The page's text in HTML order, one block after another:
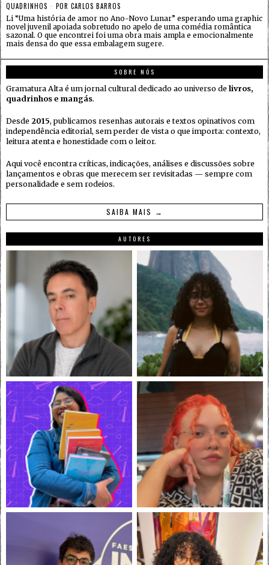
QUADRINHOS POR CARLOS BARROS
Li “Uma história de amor no Ano-Novo Lunar” esperando uma graphic
novel juvenil apoiada sobretudo no apelo de uma comédia romântica
sazonal. O que encontrei foi uma obra mais ampla e emocionalmente
mais densa do que essa embalagem sugere.
SOBRE NÓS
Gramatura Alta é um jornal cultural dedicado ao universo de livros,
quadrinhos e mangás.
Desde 2015, publicamos resenhas autorais e textos opinativos com
independência editorial, sem perder de vista o que importa: contexto,
leitura atenta e honestidade com o leitor.
Aqui você encontra críticas, indicações, análises e discussões sobre
lançamentos e obras que merecem ser revisitadas — sempre com
personalidade e sem rodeios.
SAIBA MAIS →
AUTORES